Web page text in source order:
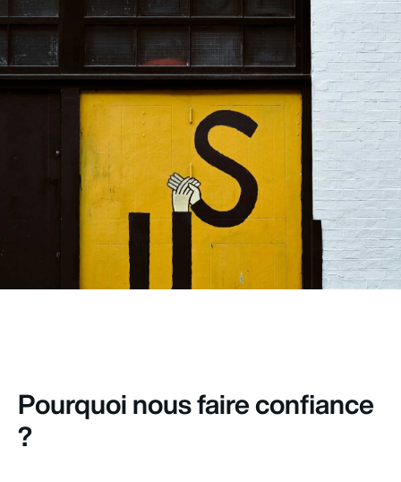
Pourquoi nous faire confiance
?